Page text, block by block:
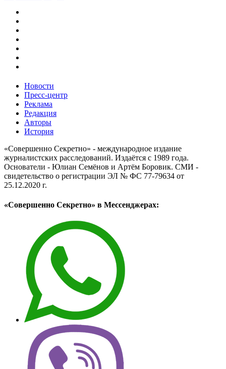
Новости
Пресс-центр
Реклама
Редакция
Авторы
История
«Совершенно Секретно» - международное издание
журналистских расследований. Издаётся с 1989 года.
Основатели - Юлиан Семёнов и Артём Боровик. CМИ -
свидетельство о регистрации ЭЛ № ФС 77-79634 от
25.12.2020 г.
«Совершенно Секретно» в Мессенджерах: